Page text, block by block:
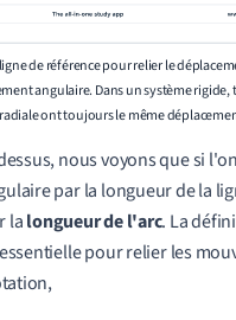
de référence pour relier le
angulaire. Dans un système rigide,
ont toujours le même
nous voyons que si
par la longueur de la
lalongueur de l'arc. La
pour relier les